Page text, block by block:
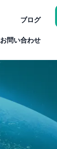
ブログ
お問い合わせ